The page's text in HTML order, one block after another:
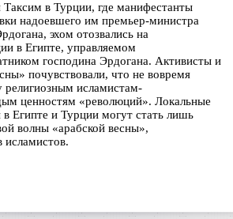
в Турции, где манифестанты
надоевшего им премьер-министра
эхом отозвались на
в Египте, управляемом
господина Эрдогана. Активисты и
почувствовали, что не вовремя
религиозным исламистам-
ценностям «революций». Локальные
в Египте и Турции могут стать лишь
волны «арабской весны»,
исламистов.